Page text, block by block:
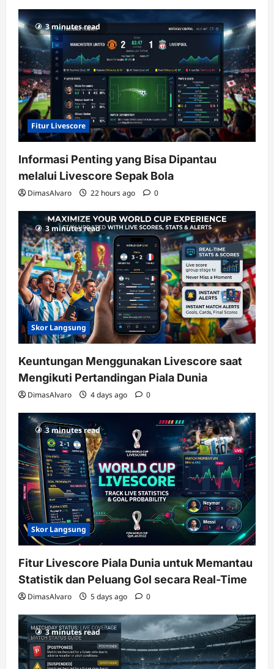
RTP
terupdate
3 minutes read
Fitur Livescore
Informasi Penting yang Bisa Dipantau
melalui Livescore Sepak Bola
DimasAlvaro 22 hours ago 0
3 minutes read
Skor Langsung
Keuntungan Menggunakan Livescore saat
Mengikuti Pertandingan Piala Dunia
DimasAlvaro 4 days ago 0
3 minutes read
Skor Langsung
Fitur Livescore Piala Dunia untuk Memantau
Statistik dan Peluang Gol secara Real-Time
DimasAlvaro 5 days ago 0
3 minutes read